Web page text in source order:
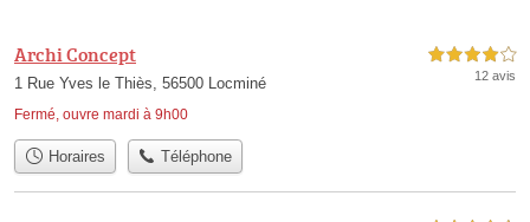
Archi Concept
1 Rue Yves le Thiès, 56500 Locminé
Fermé, ouvre mardi à 9h00
4,0 étoiles sur 5
12 avis
Horaires Téléphone